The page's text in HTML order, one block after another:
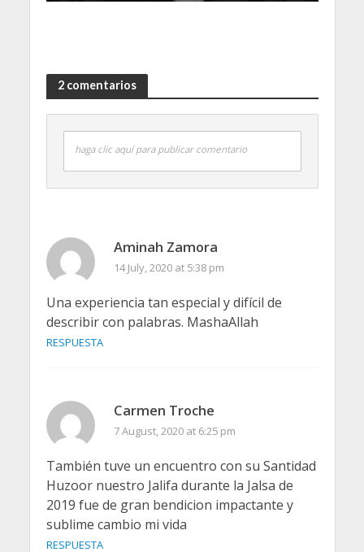
2 comentarios
haga clic aquí para publicar comentario
Aminah Zamora
14 July, 2020 at 5:38 pm
Una experiencia tan especial y difícil de
describir con palabras. MashaAllah
RESPUESTA
Carmen Troche
7 August, 2020 at 6:25 pm
También tuve un encuentro con su Santidad
Huzoor nuestro Jalifa durante la Jalsa de
2019 fue de gran bendicion impactante y
sublime cambio mi vida
RESPUESTA